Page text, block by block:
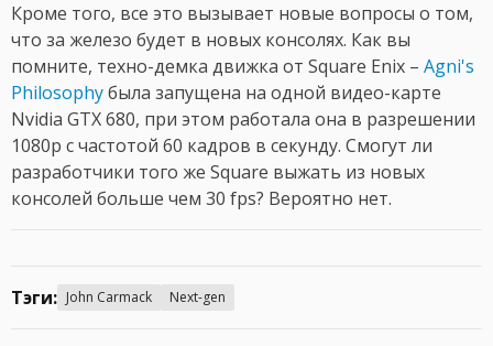
Кроме того, все это вызывает новые вопросы о том,
что за железо будет в новых консолях. Как вы
помните, техно-демка движка от Square Enix – Agni's
Philosophyбыла запущена на одной видео-карте
Nvidia GTX 680, при этом работала она в разрешении
1080p с частотой 60 кадров в секунду. Смогут ли
разработчики того же Square выжать из новых
консолей больше чем 30 fps? Вероятно нет.
Тэги: John Carmack Next-gen